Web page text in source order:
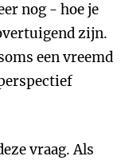
nog - hoe je
zijn.
een vreemd
vraag. Als